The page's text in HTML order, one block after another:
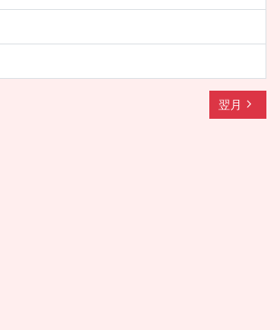
翌月 navigate_next